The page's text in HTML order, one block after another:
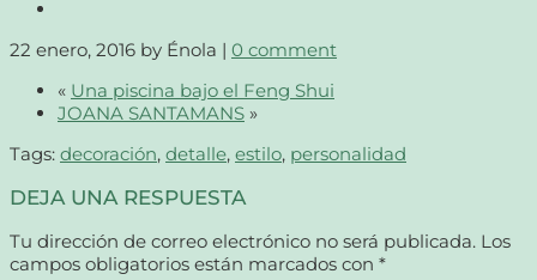
22 enero, 2016 by Énola | 0 comment
« Una piscina bajo el Feng Shui
JOANA SANTAMANS »
Tags: decoración, detalle, estilo, personalidad
DEJA UNA RESPUESTA
Tu dirección de correo electrónico no será publicada. Los
campos obligatorios están marcados con *